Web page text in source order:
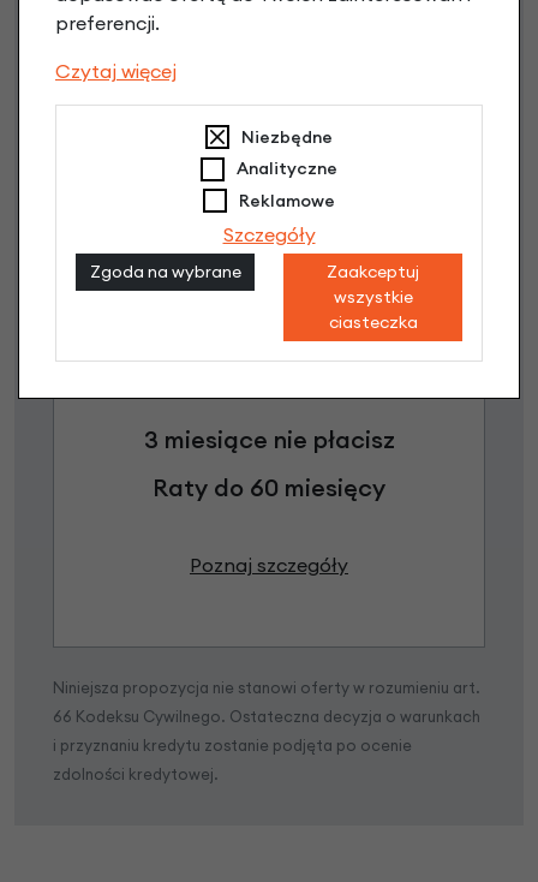
3 miesiące nie płacisz
Raty do 60 miesięcy
Poznaj szczegóły
Niniejsza propozycja nie stanowi oferty w rozumieniu art.
66 Kodeksu Cywilnego. Ostateczna decyzja o warunkach
i przyznaniu kredytu zostanie podjęta po ocenie
zdolności kredytowej.
preferencji.
Czytaj więcej
Niezbędne
Analityczne
Reklamowe
Szczegóły
Zgoda na wybrane
Zaakceptuj
wszystkie
ciasteczka